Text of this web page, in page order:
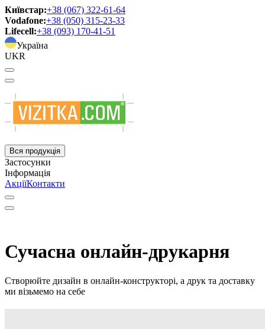
Київстар:+38 (067) 322-61-64
Vodafone:+38 (050) 315-23-33
Lifecell:+38 (093) 170-41-51
Україна
UKR
Вся продукція
Застосунки
Інформація
АкціїКонтакти
Сучасна онлайн-друкарня
Створюйте дизайн в онлайн-конструкторі, а друк та доставку
ми візьмемо на себе